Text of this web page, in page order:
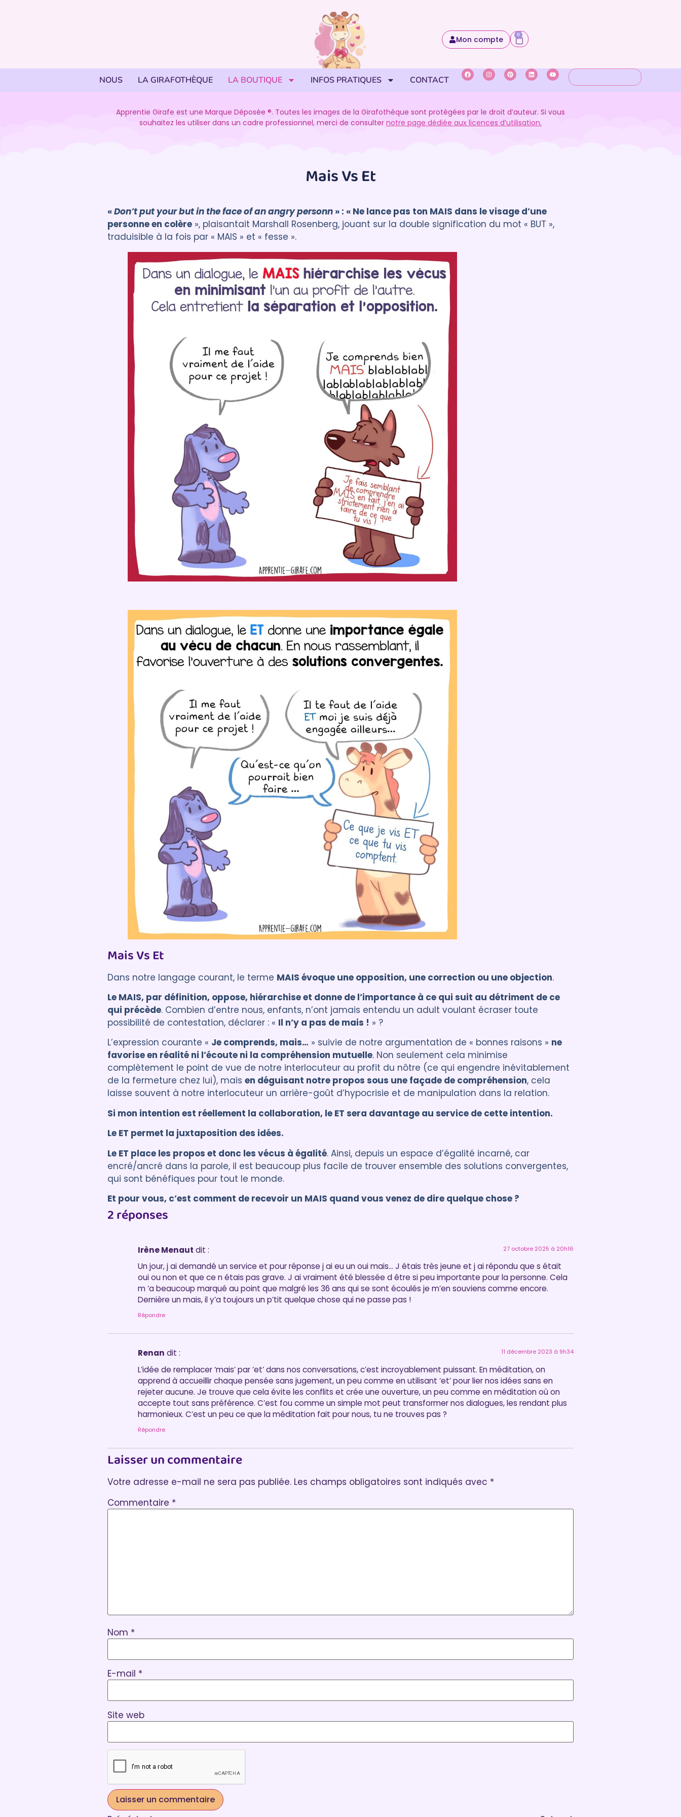
Mon compte 0
NOUS LA GIRAFOTHÈQUE LA BOUTIQUE INFOS PRATIQUES CONTACT
Apprentie Girafe est une Marque Déposée ®. Toutes les images de la Girafothèque sont protégées par le droit d’auteur. Si vous
souhaitez les utiliser dans un cadre professionnel, merci de consulter notre page dédiée aux licences d’utilisation.
Mais Vs Et
«Don’t put your but in the face of an angry personn » : « Ne lance pas ton MAIS dans le visage d’une
personne en colère », plaisantait Marshall Rosenberg, jouant sur la double signification du mot « BUT »,
traduisible à la fois par « MAIS » et « fesse ».
Mais Vs Et
Dans notre langage courant, le terme MAIS évoque une opposition, une correction ou une objection.
Le MAIS, par définition, oppose, hiérarchise et donne de l’importance à ce qui suit au détriment de ce
qui précède. Combien d’entre nous, enfants, n’ont jamais entendu un adult voulant écraser toute
possibilité de contestation, déclarer : « Il n’y a pas de mais ! » ?
L’expression courante « Je comprends, mais… » suivie de notre argumentation de « bonnes raisons » ne
favorise en réalité ni l’écoute ni la compréhension mutuelle. Non seulement cela minimise
complètement le point de vue de notre interlocuteur au profit du nôtre (ce qui engendre inévitablement
de la fermeture chez lui), mais en déguisant notre propos sous une façade de compréhension, cela
laisse souvent à notre interlocuteur un arrière-goût d’hypocrisie et de manipulation dans la relation.
Si mon intention est réellement la collaboration, le ET sera davantage au service de cette intention.
Le ET permet la juxtaposition des idées.
Le ET place les propos et donc les vécus à égalité. Ainsi, depuis un espace d’égalité incarné, car
encré/ancré dans la parole, il est beaucoup plus facile de trouver ensemble des solutions convergentes,
qui sont bénéfiques pour tout le monde.
Et pour vous, c’est comment de recevoir un MAIS quand vous venez de dire quelque chose ?
Si vous avez aimé cet article, n’hésitez pas à laisser un commentaire :)
2 réponses
Irène Menaut dit : 27 octobre 2025 à 20h16
Un jour, j ai demandé un service et pour réponse j ai eu un oui mais… J étais très jeune et j ai répondu que s était
oui ou non et que ce n étais pas grave. J ai vraiment été blessée d être si peu importante pour la personne. Cela
m ‘a beaucoup marqué au point que malgré les 36 ans qui se sont écoulés je m’en souviens comme encore.
Dernière un mais, il y’a toujours un p’tit quelque chose qui ne passe pas !
Répondre
Renan dit : 11 décembre 2023 à 9h34
L’idée de remplacer ‘mais’ par ‘et’ dans nos conversations, c’est incroyablement puissant. En méditation, on
apprend à accueillir chaque pensée sans jugement, un peu comme en utilisant ‘et’ pour lier nos idées sans en
rejeter aucune. Je trouve que cela évite les conflits et crée une ouverture, un peu comme en méditation où on
accepte tout sans préférence. C’est fou comme un simple mot peut transformer nos dialogues, les rendant plus
harmonieux. C’est un peu ce que la méditation fait pour nous, tu ne trouves pas ?
Répondre
Laisser un commentaire
Votre adresse e-mail ne sera pas publiée. Les champs obligatoires sont indiqués avec *
Commentaire *
Nom *
E-mail *
Site web